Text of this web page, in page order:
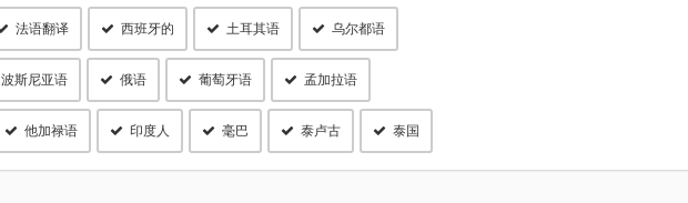
法语翻译 西班牙的 土耳其语 乌尔都语
波斯尼亚语 俄语 葡萄牙语 孟加拉语
他加禄语 印度人 毫巴 泰卢古 泰国